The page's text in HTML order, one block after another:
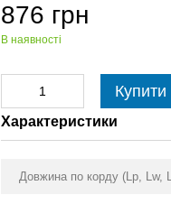
876 грн
В наявності
Купити
Характеристики
Довжина по корду (Lp, Lw,